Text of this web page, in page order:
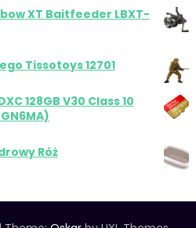
XT Baitfeeder LBXT-
Tissotoys 12701
128GB V30 Class 10
Róż